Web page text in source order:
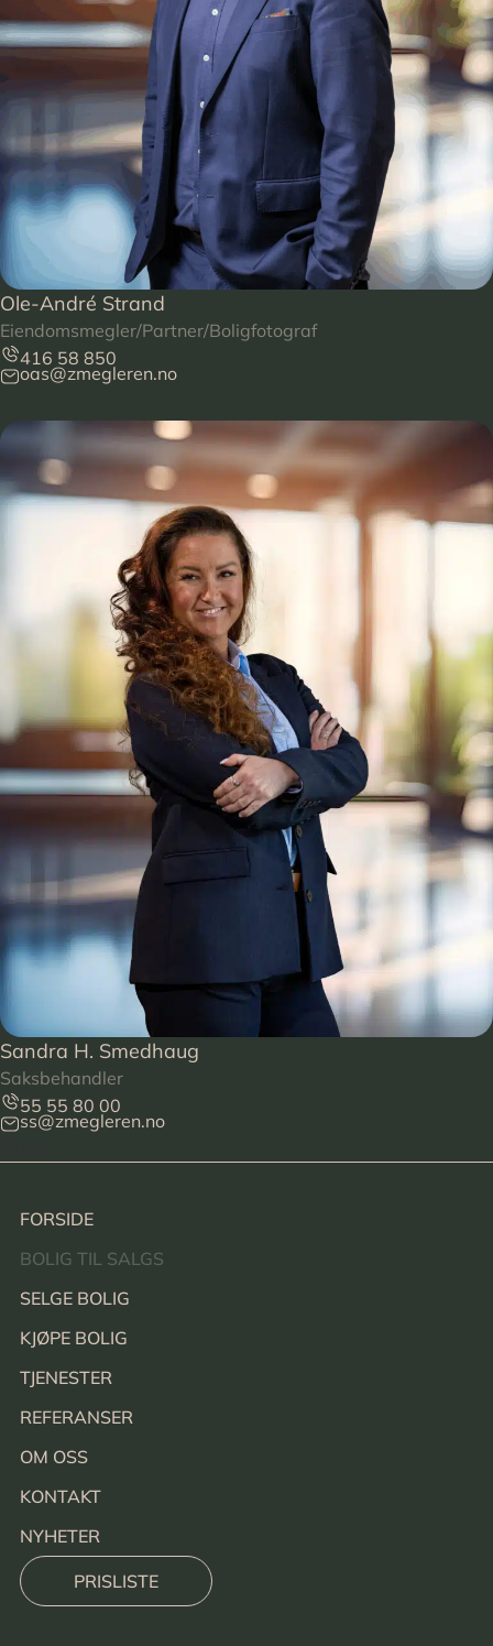
Ole-André Strand
Eiendomsmegler/Partner/Boligfotograf
416 58 850
oas@zmegleren.no
Sandra H. Smedhaug
Saksbehandler
55 55 80 00
ss@zmegleren.no
FORSIDE
BOLIG TIL SALGS
SELGE BOLIG
KJØPE BOLIG
TJENESTER
REFERANSER
OM OSS
KONTAKT
NYHETER
PRISLISTE